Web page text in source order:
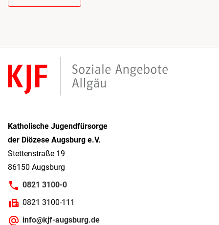
Katholische Jugendfürsorge
der Diözese Augsburg e.V.
Stettenstraße 19
86150 Augsburg
0821 3100-0
0821 3100-111
info@kjf-augsburg.de